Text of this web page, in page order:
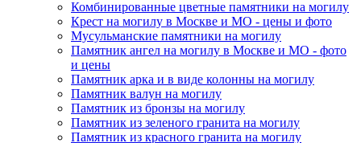
Комбинированные цветные памятники на могилу
Крест на могилу в Москве и МО - цены и фото
Мусульманские памятники на могилу
Памятник ангел на могилу в Москве и МО - фото
и цены
Памятник арка и в виде колонны на могилу
Памятник валун на могилу
Памятник из бронзы на могилу
Памятник из зеленого гранита на могилу
Памятник из красного гранита на могилу